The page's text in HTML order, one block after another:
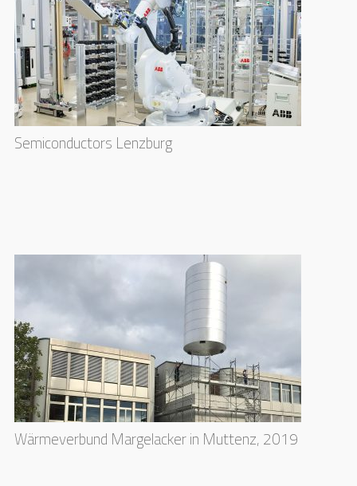
Semiconductors Lenzburg
Wärmeverbund Margelacker in Muttenz, 2019